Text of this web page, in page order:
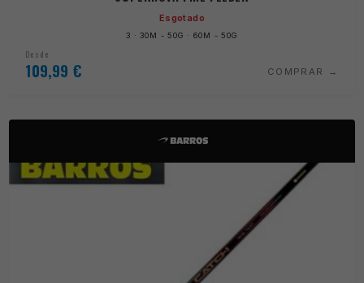
Esgotado
3 · 30M - 50G · 60M - 50G
Desde
109,99 € COMPRAR